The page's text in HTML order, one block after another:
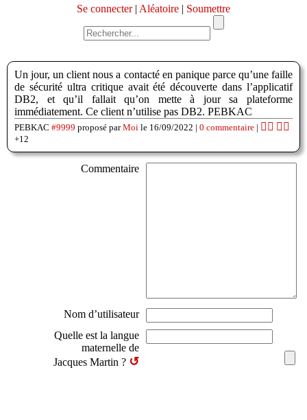
Se connecter| Aléatoire | Soumettre
Un jour, un client nous a contacté en panique parce qu’une faille
de sécurité ultra critique avait été découverte dans l’applicatif
DB2, et qu’il fallait qu’on mette à jour sa plateforme
immédiatement. Ce client n’utilise pas DB2. PEBKAC
PEBKAC #9999 proposé parMoi le 16/09/2022 | 0 commentaire | 👍🏽 👎🏽
+12
Commentaire
Nom d’utilisateur
Quelle est la langue
maternelle de
Jacques Martin ? ↺